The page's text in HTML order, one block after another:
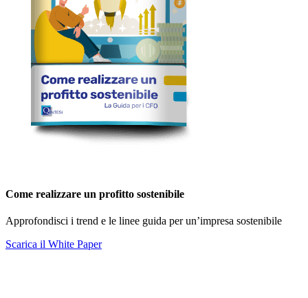
Come realizzare un profitto sostenibile
Approfondisci i trend e le linee guida per un’impresa sostenibile
Scarica il White Paper